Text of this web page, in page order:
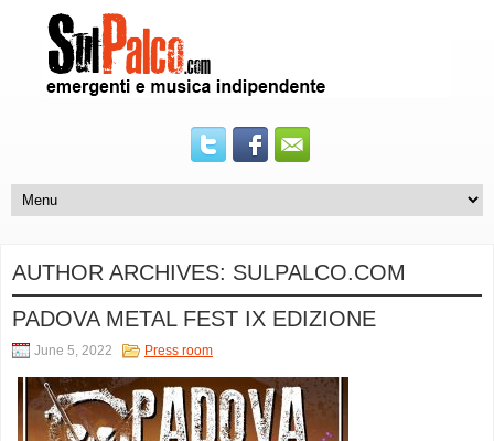
AUTHOR ARCHIVES: SULPALCO.COM
PADOVA METAL FEST IX EDIZIONE
June 5, 2022 Press room